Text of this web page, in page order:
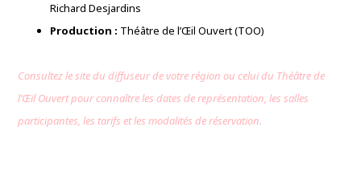
Richard Desjardins
Production : Théâtre de l’Œil Ouvert (TOO)
Consultez le site du diffuseur de votre région ou celui du Théâtre de
l’Œil Ouvert pour connaître les dates de représentation, les salles
participantes, les tarifs et les modalités de réservation.